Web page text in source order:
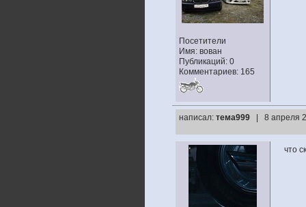
Посетители
Имя: вован
Публикаций: 0
Комментариев: 165
написал: тема999 | 8 апреля
что